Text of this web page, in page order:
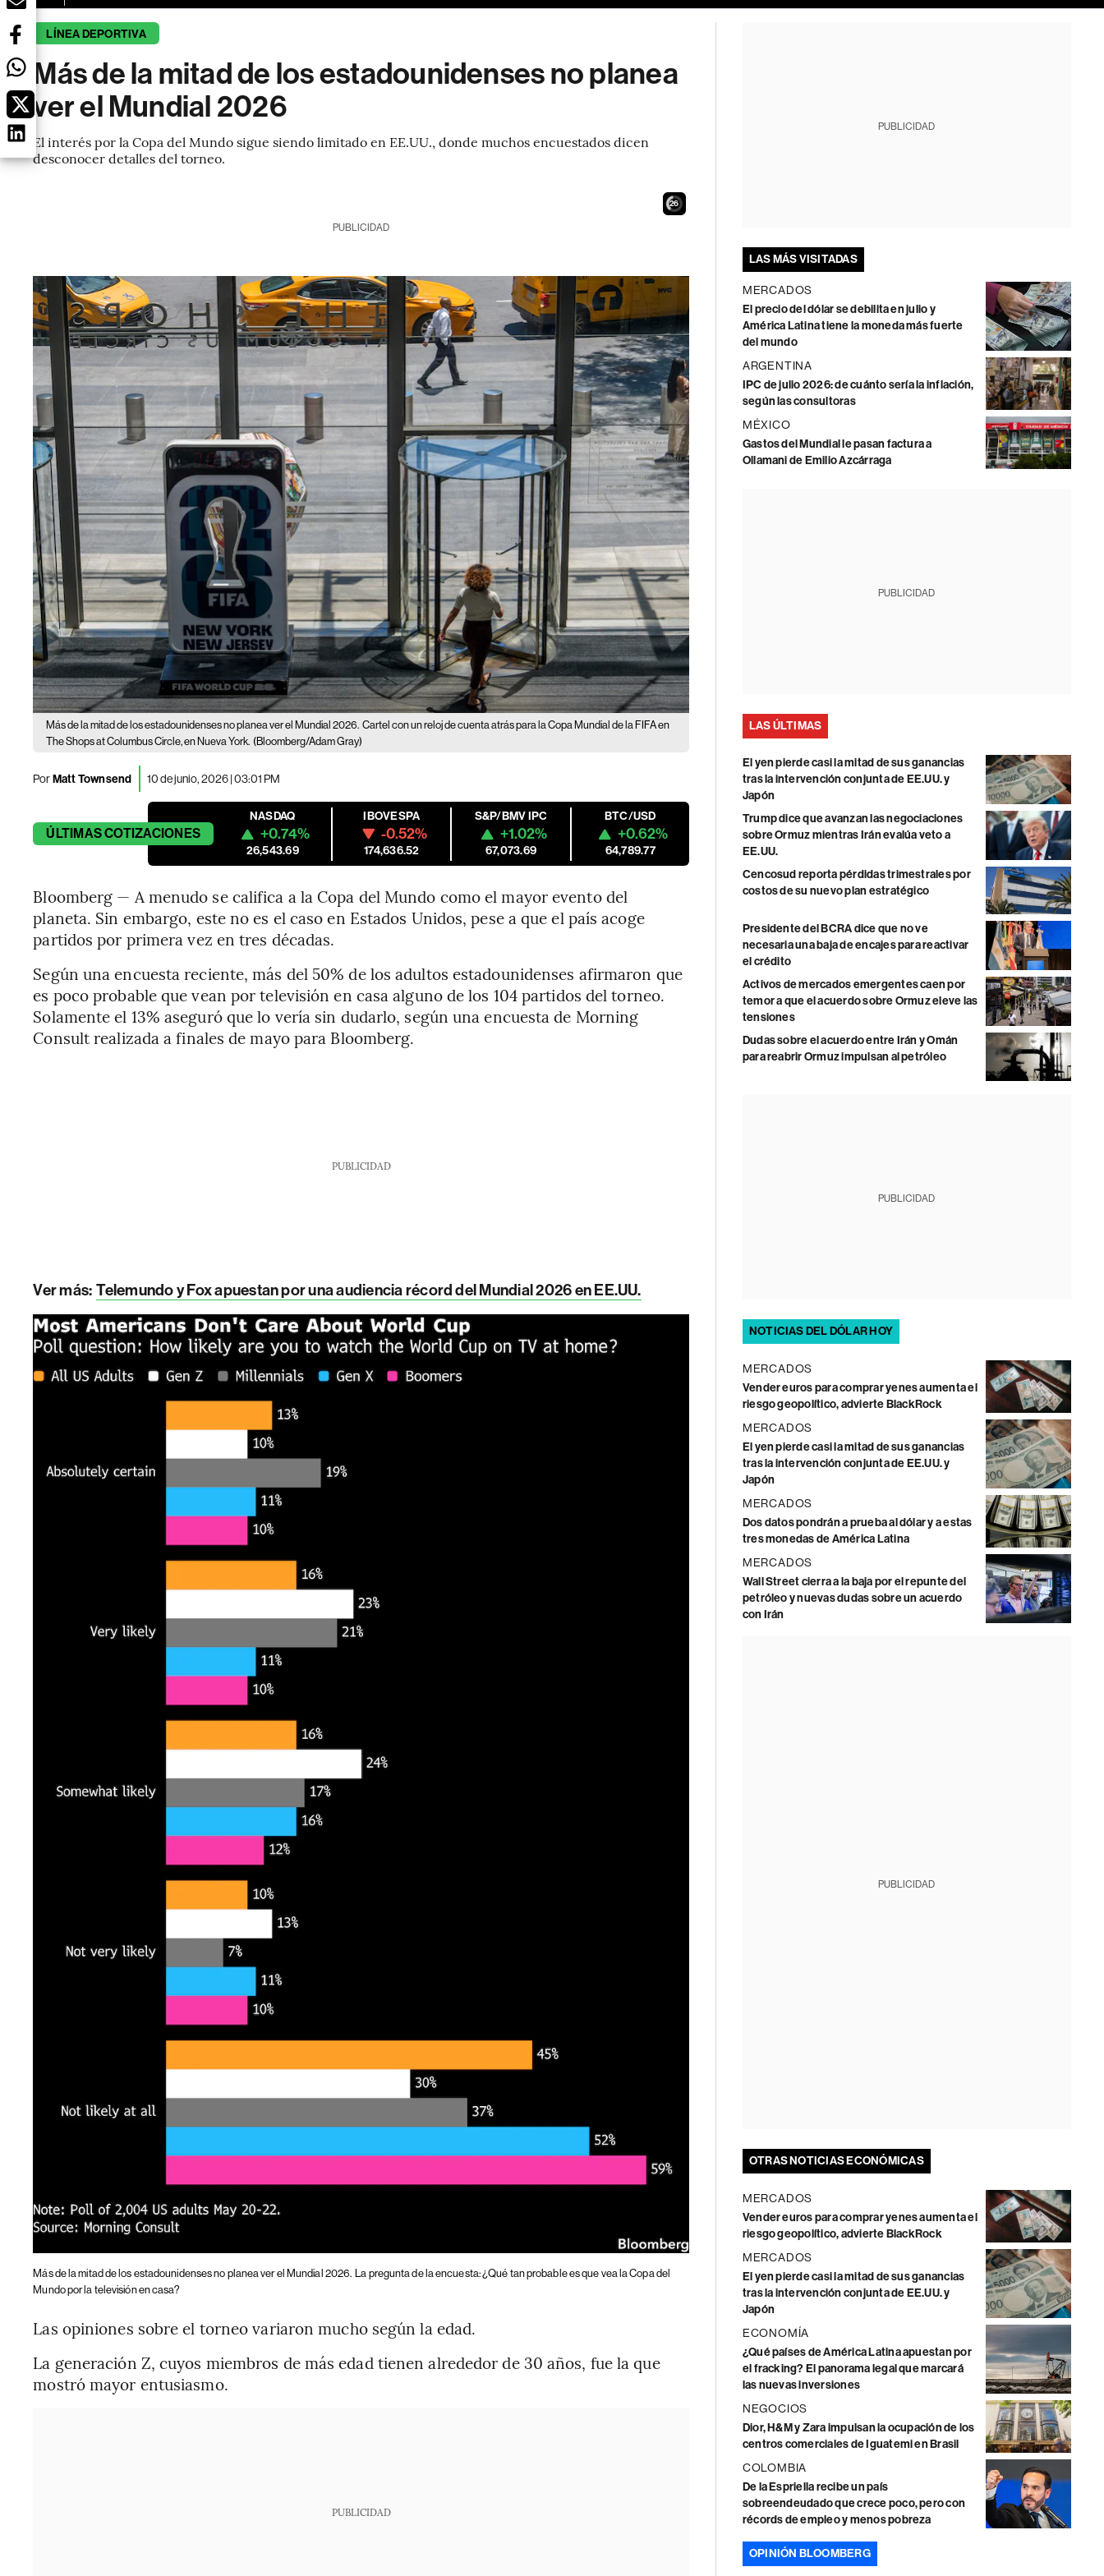
LÍNEA DEPORTIVA
Más de la mitad de los estadounidenses no planea
ver el Mundial 2026
El interés por la Copa del Mundo sigue siendo limitado en EE.UU., donde muchos encuestados dicen
desconocer detalles del torneo.
24
PUBLICIDAD
Más de la mitad de los estadounidenses no planea ver el Mundial 2026. Cartel con un reloj de cuenta atrás para la Copa Mundial de la FIFA en
The Shops at Columbus Circle, en Nueva York. (Bloomberg/Adam Gray)
PorMatt Townsend 10 de junio, 2026 | 03:01 PM
ÚLTIMASCOTIZACIONES
NASDAQ
+0.74%
26,543.69
IBOVESPA
-0.52%
174,636.52
S&P/BMV IPC
+1.02%
67,073.69
BTC/USD
+0.62%
64,789.77
Bloomberg — A menudo se califica a la Copa del Mundo como el mayor evento del
planeta. Sin embargo, este no es el caso en Estados Unidos, pese a que el país acoge
partidos por primera vez en tres décadas.
Según una encuesta reciente, más del 50% de los adultos estadounidenses afirmaron que
es poco probable que vean por televisión en casa alguno de los 104 partidos del torneo.
Solamente el 13% aseguró que lo vería sin dudarlo, según una encuesta de Morning
Consult realizada a finales de mayo para Bloomberg.
PUBLICIDAD
Ver más: Telemundo y Fox apuestan por una audiencia récord del Mundial 2026 en EE.UU.
Más de la mitad de los estadounidenses no planea ver el Mundial 2026. La pregunta de la encuesta: ¿Qué tan probable es que vea la Copa del
Mundo por la televisión en casa?
Las opiniones sobre el torneo variaron mucho según la edad.
La generación Z, cuyos miembros de más edad tienen alrededor de 30 años, fue la que
mostró mayor entusiasmo.
PUBLICIDAD
PUBLICIDAD
LAS MÁS VISITADAS
MERCADOS
El precio del dólar se debilita en julio y
América Latina tiene la moneda más fuerte
del mundo
ARGENTINA
IPC de julio 2026: de cuánto sería la inflación,
según las consultoras
MÉXICO
Gastos del Mundial le pasan factura a
Ollamani de Emilio Azcárraga
PUBLICIDAD
LAS ÚLTIMAS
El yen pierde casi la mitad de sus ganancias
tras la intervención conjunta de EE.UU. y
Japón
Trump dice que avanzan las negociaciones
sobre Ormuz mientras Irán evalúa veto a
EE.UU.
Cencosud reporta pérdidas trimestrales por
costos de su nuevo plan estratégico
Presidente del BCRA dice que no ve
necesaria una baja de encajes para reactivar
el crédito
Activos de mercados emergentes caen por
temor a que el acuerdo sobre Ormuz eleve las
tensiones
Dudas sobre el acuerdo entre Irán y Omán
para reabrir Ormuz impulsan al petróleo
PUBLICIDAD
NOTICIAS DEL DÓLAR HOY
MERCADOS
Vender euros para comprar yenes aumenta el
riesgo geopolítico, advierte BlackRock
MERCADOS
El yen pierde casi la mitad de sus ganancias
tras la intervención conjunta de EE.UU. y
Japón
MERCADOS
Dos datos pondrán a prueba al dólar y a estas
tres monedas de América Latina
MERCADOS
Wall Street cierra a la baja por el repunte del
petróleo y nuevas dudas sobre un acuerdo
con Irán
PUBLICIDAD
OTRAS NOTICIAS ECONÓMICAS
MERCADOS
Vender euros para comprar yenes aumenta el
riesgo geopolítico, advierte BlackRock
MERCADOS
El yen pierde casi la mitad de sus ganancias
tras la intervención conjunta de EE.UU. y
Japón
ECONOMÍA
¿Qué países de América Latina apuestan por
el fracking? El panorama legal que marcará
las nuevas inversiones
NEGOCIOS
Dior, H&M y Zara impulsan la ocupación de los
centros comerciales de Iguatemi en Brasil
COLOMBIA
De la Espriella recibe un país
sobreendeudado que crece poco, pero con
récords de empleo y menos pobreza
OPINIÓN BLOOMBERG